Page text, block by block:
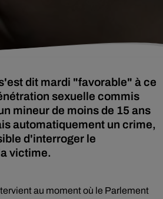
dit mardi "favorable" à ce
sexuelle commis
mineur de moins de 15 ans
automatiquement un crime,
d'interroger le
victime.
au moment où le Parlement